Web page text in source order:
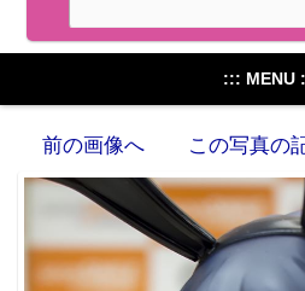
::: MENU
前の画像へ この写真の